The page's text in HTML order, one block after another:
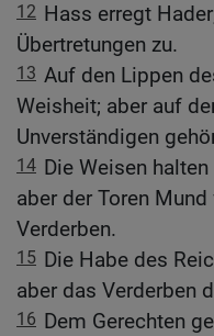
12 Hass erregt
Übertretungen zu.
13 Auf den Lippen
Weisheit; aber auf
Unverständigen
14 Die Weisen
aber der Toren
Verderben.
15 Die Habe des
aber das Verderben
16 Dem Gerechten